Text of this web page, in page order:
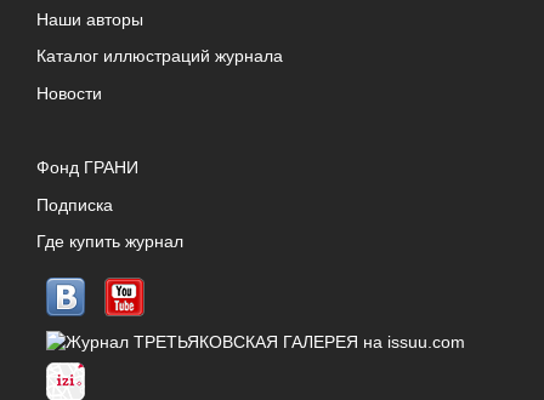
Наши авторы
Каталог иллюстраций журнала
Новости
Фонд ГРАНИ
Подписка
Где купить журнал